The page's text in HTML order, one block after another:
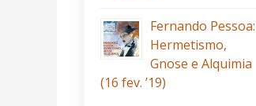
Fernando Pessoa:
Hermetismo,
Gnose e Alquimia
(16 fev. ’19)